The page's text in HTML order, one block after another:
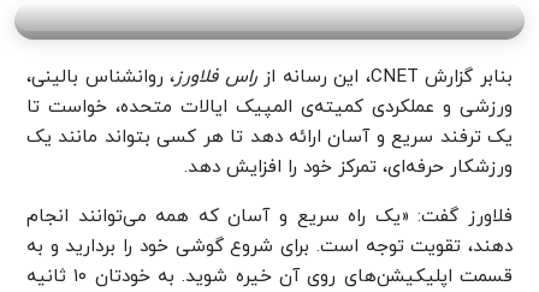
بنابر گزارش CNET، این رسانه از راس فلاورز، روانشناس بالینی،
ورزشی و عملکردی کمیته‌ی المپیک ایالات متحده، خواست تا
یک ترفند سریع و آسان ارائه دهد تا هر کسی بتواند مانند یک
ورزشکار حرفه‌ای، تمرکز خود را افزایش دهد.
فلاورز گفت: «یک راه سریع و آسان که همه می‌توانند انجام
دهند، تقویت توجه است. برای شروع گوشی خود را بردارید و به
قسمت اپلیکیشن‌های روی آن خیره شوید. به خودتان ۱۰ ثانیه